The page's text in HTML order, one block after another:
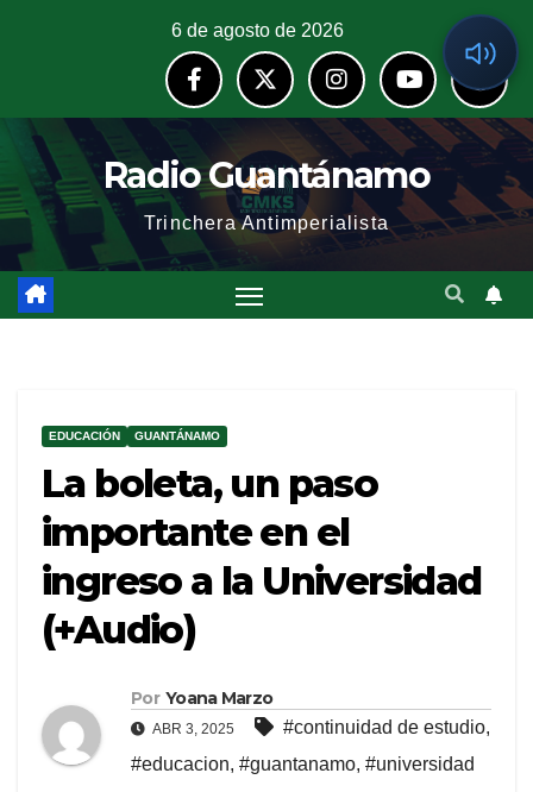
6 de agosto de 2026
Radio Guantánamo
Trinchera Antimperialista
EDUCACIÓN GUANTÁNAMO
La boleta, un paso
importante en el
ingreso a la Universidad
(+Audio)
Por Yoana Marzo
ABR 3, 2025 #continuidad de estudio,
#educacion, #guantanamo, #universidad